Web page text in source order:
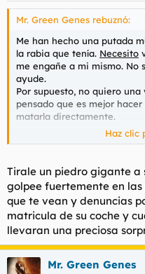
Mr. Green Genes rebuznó:
Me han hecho una putada
la rabia que tenía. Necesito
me engañe a mi mismo. No
ayude.
Por supuesto, no quiero
pensado que es mejor
matarla directamente.
Y por eso acudo a vosotros,
una persona. No os
podéis ser crueles, que yo y
todo.
Además se puede crear un
venganza y todo lo que la
Ahora mismo te bajaba los
tiempos a las propuestas
bromas e insultos que me
Haz clic
Tirale un piedro gigante a
golpee fuertemente en
que te vean y denuncias
matricula de su coche y
llevaran una preciosa
Mr. Green Genes